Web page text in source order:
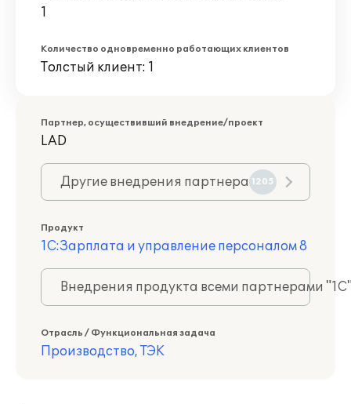
1
Количество одновременно работающих клиентов
Толстый клиент: 1
Партнер, осуществивший внедрение/проект
LAD
Другие внедрения партнера 1205
Продукт
1С:Зарплата и управление персоналом 8
Внедрения продукта всеми партнерами
Отрасль / Функциональная задача
Производство, ТЭК